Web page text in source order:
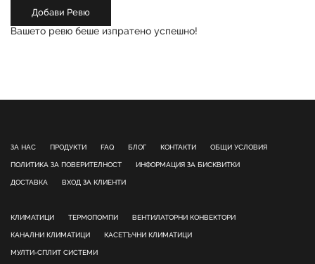
Добави Ревю
Вашето ревю беше изпратено успешно!
ЗА НАС ПРОДУКТИ FAQ БЛОГ КОНТАКТИ ОБЩИ УСЛОВИЯ
ПОЛИТИКА ЗА ПОВЕРИТЕЛНОСТ ИНФОРМАЦИЯ ЗА БИСКВИТКИ
ДОСТАВКА ВХОД ЗА КЛИЕНТИ
КЛИМАТИЦИ ТЕРМОПОМПИ ВЕНТИЛАТОРНИ КОНВЕКТОРИ
КАНАЛНИ КЛИМАТИЦИ КАСЕТЪЧНИ КЛИМАТИЦИ
МУЛТИ-СПЛИТ СИСТЕМИ